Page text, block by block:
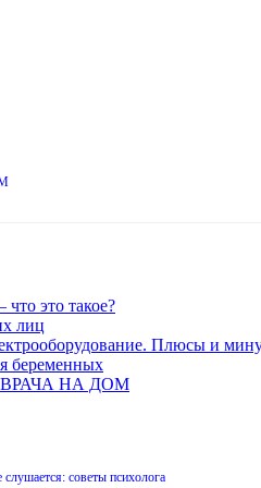
это такое?
лиц
Плюсы и
беременных
НА ДОМ
слушается: советы психолога